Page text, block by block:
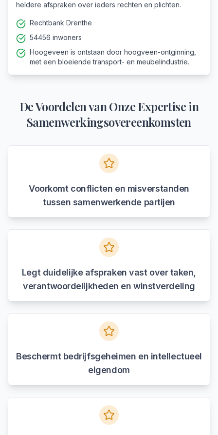
heldere afspraken over ieders rechten en plichten.
Rechtbank Drenthe
54456 inwoners
Hoogeveen is ontstaan door hoogveen-ontginning,
met een bloeiende transport- en meubelindustrie.
De Voordelen van Onze Expertise in
Samenwerkingsovereenkomsten
Voorkomt conflicten en misverstanden
tussen samenwerkende partijen
Legt duidelijke afspraken vast over taken,
verantwoordelijkheden en winstverdeling
Beschermt bedrijfsgeheimen en intellectueel
eigendom